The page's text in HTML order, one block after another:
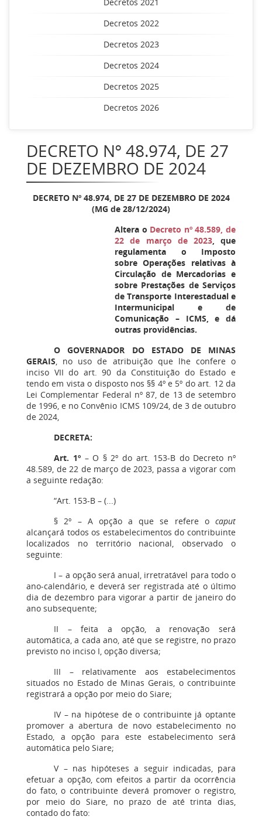
Decretos 2022
Decretos 2023
Decretos 2024
Decretos 2025
Decretos 2026
DECRETO Nº 48.974, DE 27
DE DEZEMBRO DE 2024
DECRETO Nº 48.974, DE 27 DE DEZEMBRO DE 2024
(MG de 28/12/2024)
Altera o Decreto nº 48.589, de
22 de março de 2023, que
regulamenta o Imposto
sobre Operações relativas à
Circulação de Mercadorias e
sobre Prestações de Serviços
de Transporte Interestadual e
Intermunicipal e de
Comunicação – ICMS, e dá
outras providências.
O GOVERNADOR DO ESTADO DE MINAS
GERAIS, no uso de atribuição que lhe confere o
inciso VII do art. 90 da Constituição do Estado e
tendo em vista o disposto nos §§ 4º e 5º do art. 12 da
Lei Complementar Federal nº 87, de 13 de setembro
de 1996, e no Convênio ICMS 109/24, de 3 de outubro
de 2024,
DECRETA:
Art. 1º– O § 2º do art. 153-B do Decreto nº
48.589, de 22 de março de 2023, passa a vigorar com
a seguinte redação:
“Art. 153-B – (...)
§ 2º – A opção a que se refere o caput
alcançará todos os estabelecimentos do contribuinte
localizados no território nacional, observado o
seguinte:
I – a opção será anual, irretratável para todo o
ano-calendário, e deverá ser registrada até o último
dia de dezembro para vigorar a partir de janeiro do
ano subsequente;
II – feita a opção, a renovação será
automática, a cada ano, até que se registre, no prazo
previsto no inciso I, opção diversa;
III – relativamente aos estabelecimentos
situados no Estado de Minas Gerais, o contribuinte
registrará a opção por meio do Siare;
IV – na hipótese de o contribuinte já optante
promover a abertura de novo estabelecimento no
Estado, a opção para este estabelecimento será
automática pelo Siare;
V – nas hipóteses a seguir indicadas, para
efetuar a opção, com efeitos a partir da ocorrência
do fato, o contribuinte deverá promover o registro,
por meio do Siare, no prazo de até trinta dias,
contado do fato: